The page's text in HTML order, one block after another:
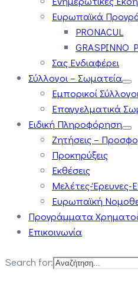
Ευρωπαϊκά
PRONACUL
GRASPINNO
Σας Ενδιαφέρει
Σύλλογοι – Σωματεία
Εμπορικοί Σύλλογοι
Επαγγελματικά
Ειδική Πληροφόρηση
Ζητήσεις –
Προκηρύξεις
Εκθέσεις
Μελέτες-Έρευνες-
Ευρωπαϊκή
Προγράμματα
Επικοινωνία
Search for: